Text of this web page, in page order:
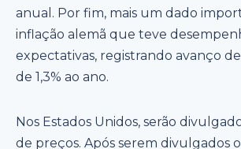
anual. Por fim, mais um dado
inflação alemã que teve
expectativas, registrando avanço de
de 1,3% ao ano.
Nos Estados Unidos, serão
de preços. Após serem divulgados